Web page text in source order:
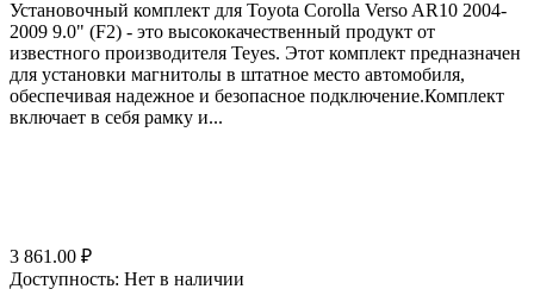
Установочный комплект для Toyota Corolla Verso AR10 2004-
2009 9.0" (F2) - это высококачественный продукт от
известного производителя Teyes. Этот комплект предназначен
для установки магнитолы в штатное место автомобиля,
обеспечивая надежное и безопасное подключение.Комплект
включает в себя рамку и...
3 861.00 ₽
Доступность: Нет в наличии